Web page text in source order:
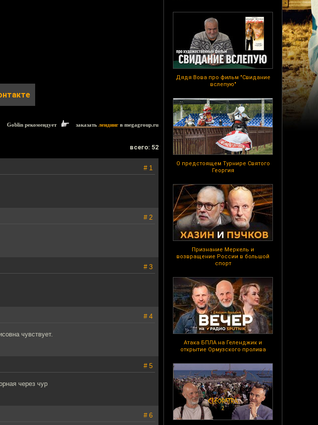
Дядя Вова про фильм "Свидание
вслепую"
О предстоящем Турнире Святого
Георгия
Признание Меркель и
возвращение России в большой
спорт
Атака БПЛА на Геленджик и
открытие Ормузского пролива
Goblin рекомендует заказать лендинг в megagroup.ru
всего: 52
# 1
# 2
# 3
# 4
чувствует.
# 5
через чур
# 6